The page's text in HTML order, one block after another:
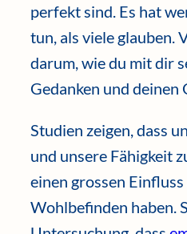
perfekt sind. Es hat
tun, als viele glauben.
darum, wie du mit dir
Gedanken und deinen
Studien zeigen, dass
und unsere Fähigkeit
einen grossen
Wohlbefinden haben.